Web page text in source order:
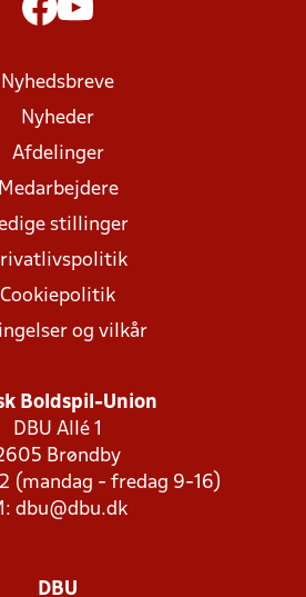
Nyhedsbreve
Nyheder
Afdelinger
Medarbejdere
stillinger
Cookiepolitik
og vilkår
Boldspil-Union
DBU Allé 1
Brøndby
(mandag - fredag 9-16)
dbu@dbu.dk
DBU